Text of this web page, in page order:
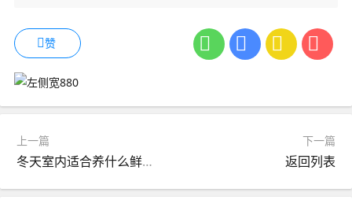
赞
上一篇
冬天室内适合养什么鲜花(冬天室内适合养什么鲜花植物)
下一篇
返回列表